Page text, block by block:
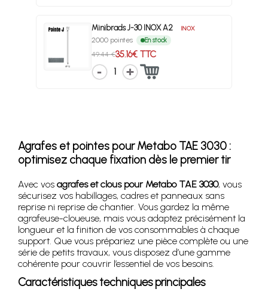
Minibrads J-30 INOX A2 INOX
2000 pointes En stock
49.44 €35.16€ TTC
1
Agrafes et pointes pour Metabo TAE 3030 :
optimisez chaque fixation dès le premier tir
Avec vos agrafes et clous pour Metabo TAE 3030, vous
sécurisez vos habillages, cadres et panneaux sans
reprise ni reprise de chantier. Vous gardez la même
agrafeuse-cloueuse, mais vous adaptez précisément la
longueur et la finition de vos consommables à chaque
support. Que vous prépariez une pièce complète ou une
série de petits travaux, vous disposez d’une gamme
cohérente pour couvrir l’essentiel de vos besoins.
Caractéristiques techniques principales